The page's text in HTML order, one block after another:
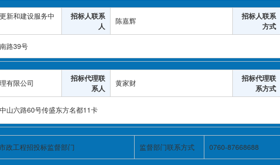
新和建设服务中
招标人联系
人
陈嘉辉
招标人联系
方式
路39号
有限公司
招标代理联
系人
黄家财
招标代理联
系方式
山六路60号传盛东方名都11卡
政工程招投标监督部门 监督部门联系方式 0760-87668688